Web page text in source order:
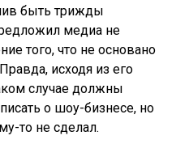
быть трижды
медиа не
того, что не основано
исходя из его
случае должны
о шоу-бизнесе, но
то не сделал.